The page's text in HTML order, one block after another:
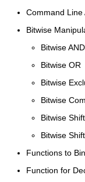
Command Line
Bitwise
Bitwise AND
Bitwise OR
Bitwise
Bitwise
Bitwise
Bitwise
Functions to
Function for